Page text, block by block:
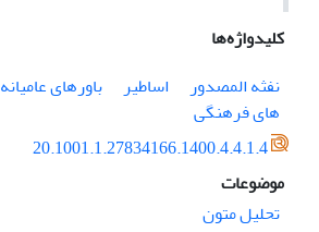
کلیدواژه‌ها
نفثه المصدور
اساطیر باورهای عامیانه
های فرهنگی
20.1001.1.27834166.1400.4.4.1.4
موضوعات
تحلیل متون